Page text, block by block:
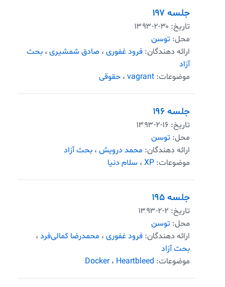
جلسه ۱۹۷
تاریخ: ۱۳۹۳-۲-۳۰
محل: توسن
ارائه دهندگان: فرود غفوری ، صادق شمشیری ، بحث
آزاد
موضوعات: vagrant ، حقوقی
جلسه ۱۹۶
تاریخ: ۱۳۹۳-۲-۱۶
محل: توسن
ارائه دهندگان: محمد درویش ، بحث آزاد
موضوعات: XP ، سلام دنیا
جلسه ۱۹۵
تاریخ: ۱۳۹۳-۲-۲
محل: توسن
ارائه دهندگان: فرود غفوری ، محمدرضا کمالی‌فرد ،
بحث آزاد
موضوعات:
Docker، Heartbleed